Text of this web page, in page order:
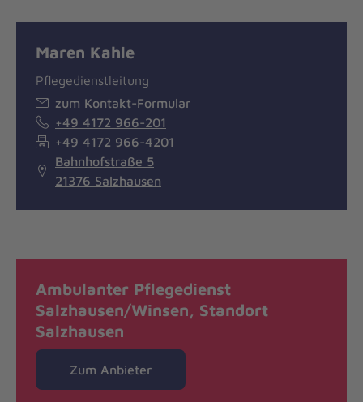
Maren Kahle
Pflegedienstleitung
zum Kontakt-Formular
+49 4172 966-201
+49 4172 966-4201
Bahnhofstraße 5
21376 Salzhausen
Ambulanter Pflegedienst
Salzhausen/Winsen, Standort
Salzhausen
Zum Anbieter